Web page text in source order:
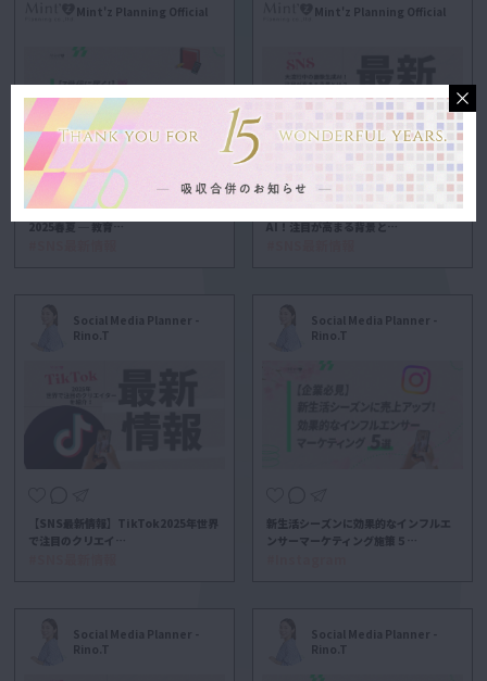
Mint'z Planning Official
【Z世代に届く！】TikTokトレンド
2025春夏 ─ 教育…
Mint'z Planning Official
【SNS最新情報】大流行中の画像生成
AI！注目が高まる背景と…
Social Media Planner -
Rino.T
【SNS最新情報】TikTok2025年世界
で注目のクリエイ…
Social Media Planner -
Rino.T
新生活シーズンに効果的なインフルエ
ンサーマーケティング施策５…
Social Media Planner -
Rino.T
Social Media Planner -
Rino.T